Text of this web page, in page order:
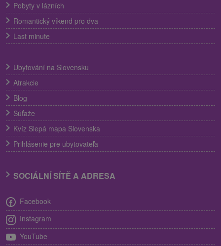
Pobyty v lázních
Romantický víkend pro dva
Last minute
Ubytování na Slovensku
Atrakcie
Blog
Súťaže
Kvíz Slepá mapa Slovenska
Prihlásenie pre ubytovateľa
SOCIÁLNÍ SÍTĚ A ADRESA
Facebook
Instagram
YouTube